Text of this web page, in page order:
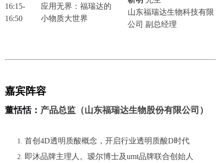
16:15-
16:50
应用无界：福瑞达的
小物质大世界
山东福瑞达生物科技有限
公司 副总经理
嘉宾阵容
董恬恬： 产品总监（山东福瑞达生物股份有限公司）
首创4D透明质酸概念，开启行业透明质酸D时代
即沐品牌主理人。瑷尔博士及umt品牌联合创始人